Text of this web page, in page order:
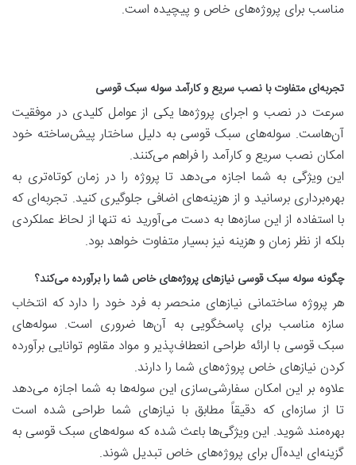
مناسب برای پروژه‌های خاص و پیچیده است.
تجربه‌ای متفاوت با نصب سریع و کارآمد سوله سبک قوسی
سرعت در نصب و اجرای پروژه‌ها یکی از عوامل کلیدی در موفقیت
آن‌هاست. سوله‌های سبک قوسی به دلیل ساختار پیش‌ساخته خود
امکان نصب سریع و کارآمد را فراهم می‌کنند.
این ویژگی به شما اجازه می‌دهد تا پروژه را در زمان کوتاه‌تری به
بهره‌برداری برسانید و از هزینه‌های اضافی جلوگیری کنید. تجربه‌ای که
با استفاده از این سازه‌ها به دست می‌آورید نه تنها از لحاظ عملکردی
بلکه از نظر زمان و هزینه نیز بسیار متفاوت خواهد بود.
چگونه سوله سبک قوسی نیازهای پروژه‌های خاص شما را برآورده می‌کند؟
هر پروژه ساختمانی نیازهای منحصر به فرد خود را دارد که انتخاب
سازه مناسب برای پاسخگویی به آن‌ها ضروری است. سوله‌های
سبک قوسی با ارائه طراحی انعطاف‌پذیر و مواد مقاوم توانایی برآورده
کردن نیازهای خاص پروژه‌های شما را دارند.
علاوه بر این امکان سفارشی‌سازی این سوله‌ها به شما اجازه می‌دهد
تا از سازه‌ای که دقیقاً مطابق با نیازهای شما طراحی شده است
بهره‌مند شوید. این ویژگی‌ها باعث شده که سوله‌های سبک قوسی به
گزینه‌ای ایده‌آل برای پروژه‌های خاص تبدیل شوند.